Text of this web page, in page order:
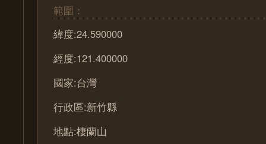
範圍：
緯度:24.590000
經度:121.400000
國家:台灣
行政區:新竹縣
地點:棲蘭山